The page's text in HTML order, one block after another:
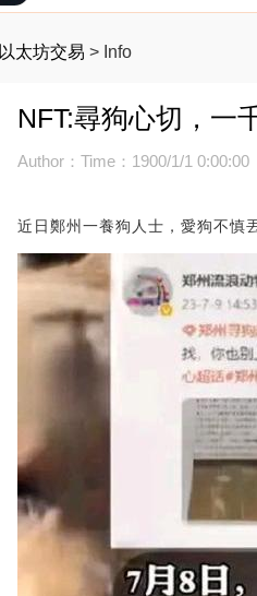
以太坊交易 > Info
NFT:尋狗心切，一
Author：Time：1900/1/1 0:00:00
近日鄭州一養狗人士，愛狗不慎